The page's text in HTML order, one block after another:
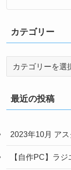
カテゴリー
リ
ー
最近の投稿
2023年10月 ア
【自作PC】ラ